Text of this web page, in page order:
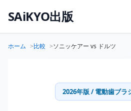
SAiKYO出版
ホーム 比較 ソニッケアー vs ドルツ
2026年版 / 電動歯ブラ